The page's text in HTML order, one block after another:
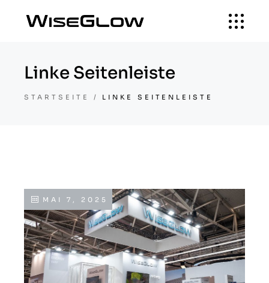
Linke Seitenleiste
STARTSEITE LINKE SEITENLEISTE
MAI 7, 2025